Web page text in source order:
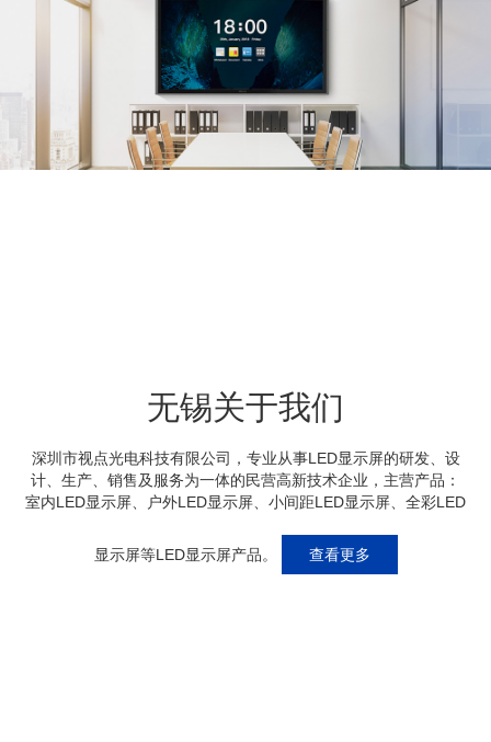
无锡关于我们
深圳市视点光电科技有限公司，专业从事LED显示屏的研发、设
计、生产、销售及服务为一体的民营高新技术企业，主营产品：
室内LED显示屏、户外LED显示屏、小间距LED显示屏、全彩LED
显示屏等LED显示屏产品。 查看更多